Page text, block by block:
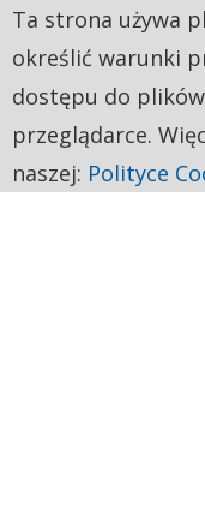
Ta strona używa
określić warunki
dostępu do
przeglądarce.
naszej: Polityce